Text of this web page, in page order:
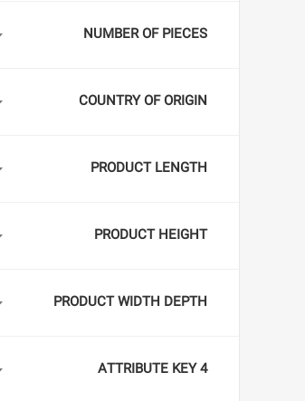
NUMBER OF PIECES
COUNTRY OF ORIGIN
PRODUCT LENGTH
PRODUCT HEIGHT
PRODUCT WIDTH DEPTH
ATTRIBUTE KEY 4